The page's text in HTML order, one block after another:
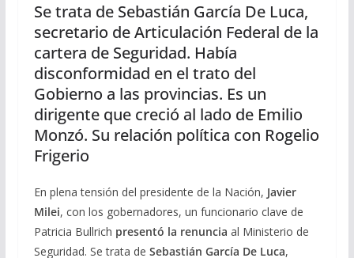
Se trata de Sebastián García De Luca,
secretario de Articulación Federal de la
cartera de Seguridad. Había
disconformidad en el trato del
Gobierno a las provincias. Es un
dirigente que creció al lado de Emilio
Monzó. Su relación política con Rogelio
Frigerio
En plena tensión del presidente de la Nación, Javier
Milei, con los gobernadores, un funcionario clave de
Patricia Bullrich presentó la renuncia al Ministerio de
Seguridad. Se trata de Sebastián García De Luca,